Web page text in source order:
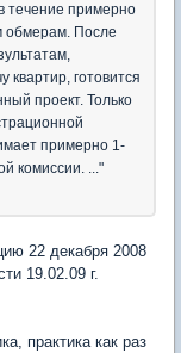
течение примерно
обмерам. После
готовится
проект. Только
примерно 1-
комиссии. ..."
22 декабря 2008
19.02.09 г.
практика как раз